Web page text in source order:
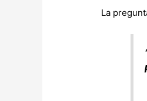
La